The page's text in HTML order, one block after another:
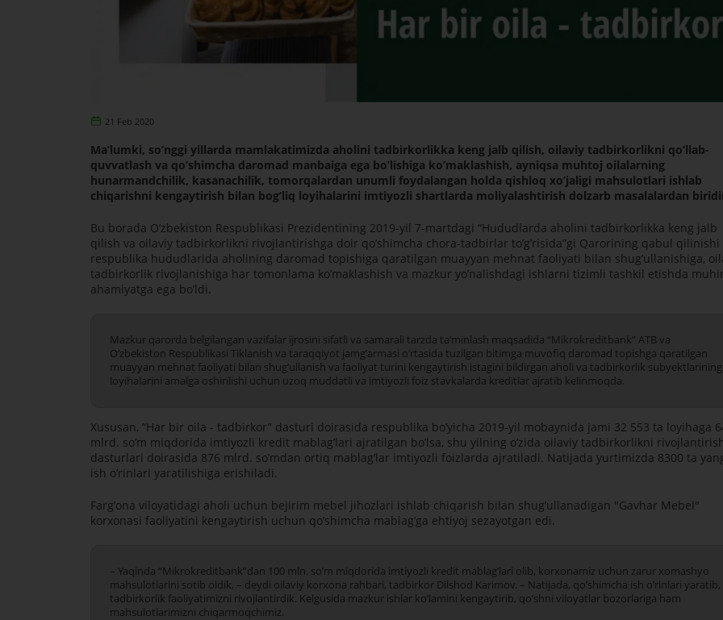
21 Feb 2020
Maʼlumki, soʼnggi yillarda mamlakatimizda aholini tadbirkorlikka keng jalb qilish, oilaviy tadbirkorlikni qoʼllab-
quvvatlash va qoʼshimcha daromad manbaiga ega boʼlishiga koʼmaklashish, ayniqsa muhtoj oilalarning
hunarmandchilik, kasanachilik, tomorqalardan unumli foydalangan holda qishloq xoʼjaligi mahsulotlari ishlab
chiqarishni kengaytirish bilan bogʼliq loyihalarini imtiyozli shartlarda moliyalashtirish dolzarb masalalardan
Bu borada Oʼzbekiston Respublikasi Prezidentining 2019-yil 7-martdagi “Hududlarda aholini tadbirkorlikka keng jalb
qilish va oilaviy tadbirkorlikni rivojlantirishga doir qoʼshimcha chora-tadbirlar toʼgʼrisida”gi Qarorining qabul qilinishi
respublika hududlarida aholining daromad topishiga qaratilgan muayyan mehnat faoliyati bilan shugʼullanishiga,
tadbirkorlik rivojlanishiga har tomonlama koʼmaklashish va mazkur yoʼnalishdagi ishlarni tizimli tashkil etishda
ahamiyatga ega boʼldi.
Mazkur qarorda belgilangan vazifalar ijrosini sifatli va samarali tarzda taʼminlash maqsadida “Mikrokreditbank” АTB va
Oʼzbekiston Respublikasi Tiklanish va taraqqiyot jamgʼarmasi oʼrtasida tuzilgan bitimga muvofiq daromad topishga qaratilgan
muayyan mehnat faoliyati bilan shugʼullanish va faoliyat turini kengaytirish istagini bildirgan aholi va tadbirkorlik subyektlarining
loyihalarini amalga oshirilishi uchun uzoq muddatli va imtiyozli foiz stavkalarda kreditlar ajratib kelinmoqda.
Xususan, “Har bir oila - tadbirkor” dasturi doirasida respublika boʼyicha 2019-yil mobaynida jami 32 553 ta loyihaga
mlrd. soʼm miqdorida imtiyozli kredit mablagʼlari ajratilgan boʼlsa, shu yilning oʼzida oilaviy tadbirkorlikni rivojlantirish
dasturlari doirasida 876 mlrd. soʼmdan ortiq mablagʼlar imtiyozli foizlarda ajratiladi. Natijada yurtimizda 8300 ta
ish oʼrinlari yaratilishiga erishiladi.
Fargʼona viloyatidagi aholi uchun bejirim mebel jihozlari ishlab chiqarish bilan shugʼullanadigan "Gavhar Mebel"
korxonasi faoliyatini kengaytirish uchun qoʼshimcha mablagʼga ehtiyoj sezayotgan edi.
– Yaqinda “Mikrokreditbank”dan 100 mln. soʼm miqdorida imtiyozli kredit mablagʼlari olib, korxonamiz uchun zarur xomashyo
mahsulotlarini sotib oldik, – deydi oilaviy korxona rahbari, tadbirkor Dilshod Karimov. – Natijada, qoʼshimcha ish oʼrinlari yaratib,
tadbirkorlik faoliyatimizni rivojlantirdik. Kelgusida mazkur ishlar koʼlamini kengaytirib, qoʼshni viloyatlar bozorlariga ham
mahsulotlarimizni chiqarmoqchimiz.